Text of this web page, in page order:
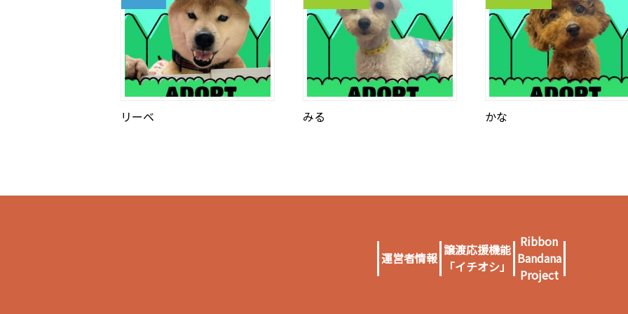
リーベ みる かな
運営者情報 譲渡応援機能
「イチオシ」
Ribbon
Bandana
Project